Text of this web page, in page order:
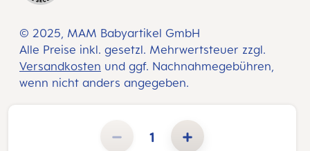
Produkt Anzahl: Gib den gewünschten Wert ein oder benutze die Schaltflächen um die Anzahl zu
© 2025, MAM Babyartikel GmbH
Alle Preise inkl. gesetzl. Mehrwertsteuer zzgl.
Versandkosten und ggf. Nachnahmegebühren,
wenn nicht anders angegeben.